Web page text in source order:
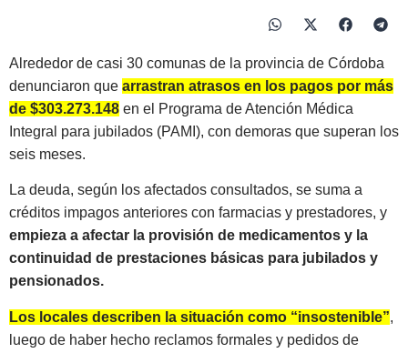
Alrededor de casi 30 comunas de la provincia de Córdoba
denunciaron que arrastran atrasos en los pagos por más
de $303.273.148 en el Programa de Atención Médica
Integral para jubilados (PAMI), con demoras que superan los
seis meses.
La deuda, según los afectados consultados, se suma a
créditos impagos anteriores con farmacias y prestadores, y
empieza a afectar la provisión de medicamentos y la
continuidad de prestaciones básicas para jubilados y
pensionados.
Los locales describen la situación como “insostenible”,
luego de haber hecho reclamos formales y pedidos de